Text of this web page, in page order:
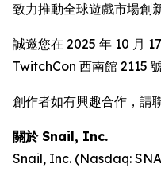
致力推動全球遊戲市場創
誠邀您在 2025 年 10 月
TwitchCon 西南館 2115
創作者如有興趣合作，請
關於 Snail, Inc.
Snail, Inc. (Nasdaq: